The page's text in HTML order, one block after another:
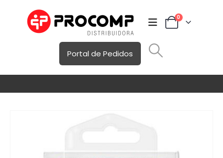
0
Portal de Pedidos